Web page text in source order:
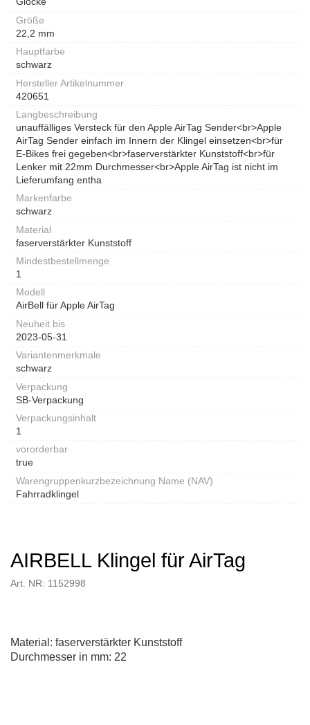
Größe
22,2 mm
Hauptfarbe
schwarz
Hersteller Artikelnummer
420651
Langbeschreibung
unauffälliges Versteck für den Apple AirTag Sender<br>Apple
AirTag Sender einfach im Innern der Klingel einsetzen<br>für
E-Bikes frei gegeben<br>faserverstärkter Kunststoff<br>für
Lenker mit 22mm Durchmesser<br>Apple AirTag ist nicht im
Lieferumfang entha
Markenfarbe
schwarz
Material
faserverstärkter Kunststoff
Mindestbestellmenge
1
Modell
AirBell für Apple AirTag
Neuheit bis
2023-05-31
Variantenmerkmale
schwarz
Verpackung
SB-Verpackung
Verpackungsinhalt
1
vororderbar
true
Warengruppenkurzbezeichnung Name (NAV)
Fahrradklingel
AIRBELL Klingel für AirTag
Art. NR: 1152998
Material: faserverstärkter Kunststoff
Durchmesser in mm: 22